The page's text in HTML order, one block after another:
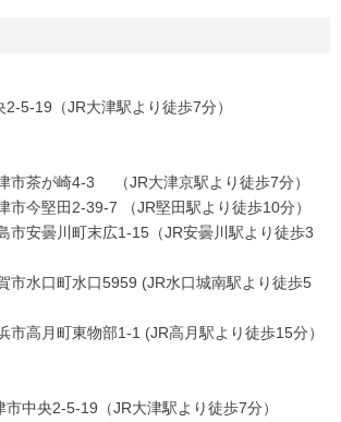
5-19（JR大津駅より徒歩7分）
茶が崎4-3 （JR大津京駅より徒歩7分）
堅田2-39-7 （JR堅田駅より徒歩10分）
安曇川町末広1-15（JR安曇川駅より徒歩3
口町水口5959 (JR水口城南駅より徒歩5
高月町東物部1-1 (JR高月駅より徒歩15分）
2-5-19（JR大津駅より徒歩7分）